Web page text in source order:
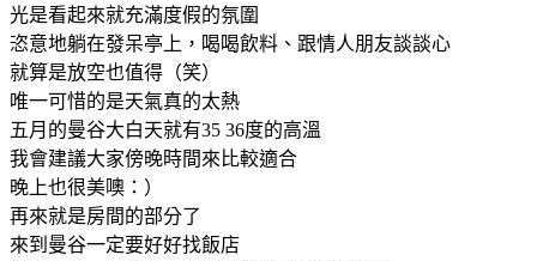
光是看起來就充滿度假的氛圍
恣意地躺在發呆亭上，喝喝飲料、跟情人朋友談談心
就算是放空也值得（笑）
唯一可惜的是天氣真的太熱
五月的曼谷大白天就有35 36度的高溫
我會建議大家傍晚時間來比較適合
晚上也很美噢：）
再來就是房間的部分了
來到曼谷一定要好好找飯店